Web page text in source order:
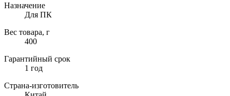
Назначение
Для ПК
Вес товара, г
400
Гарантийный срок
1 год
Страна-изготовитель